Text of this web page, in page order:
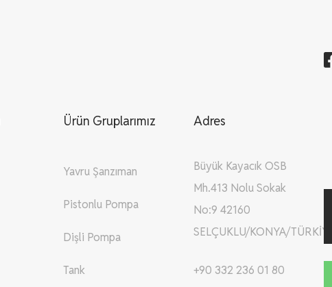
Ürün Gruplarımız
Yavru Şanzıman
Pistonlu Pompa
Dişli Pompa
Tank
Adres
Büyük Kayacık OSB
Mh.413 Nolu Sokak
No:9 42160
SELÇUKLU/KONYA/TÜRKİYE
+90 332 236 01 80